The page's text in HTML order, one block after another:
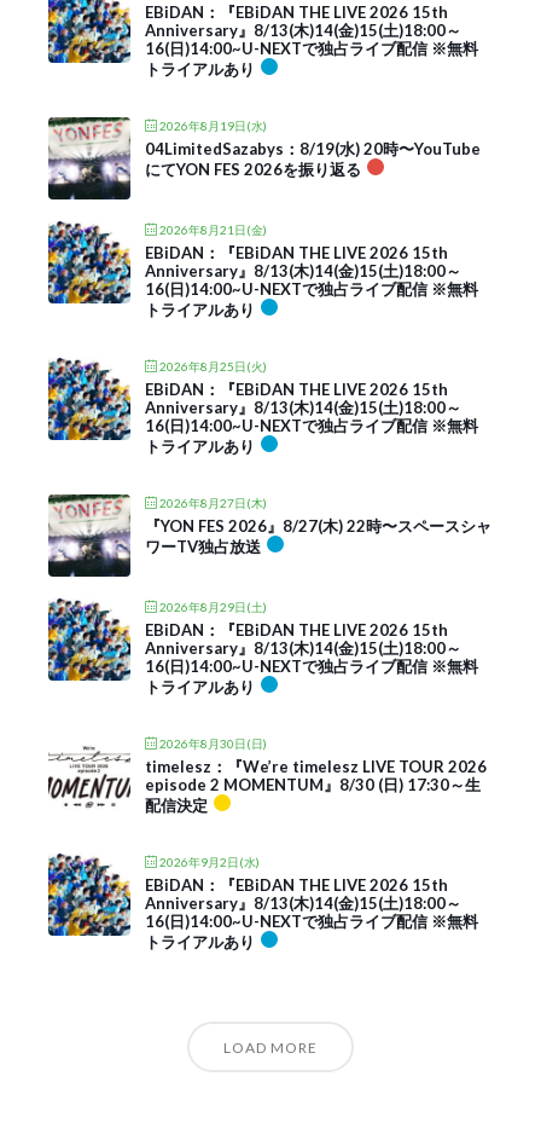
EBiDAN：『EBiDAN THE LIVE 2026 15th
Anniversary』8/13(木)14(金)15(土)18:00～
16(日)14:00~U-NEXTで独占ライブ配信 ※無料
トライアルあり
2026年8月19日(水)
04LimitedSazabys：8/19(水) 20時〜YouTube
にてYON FES 2026を振り返る
2026年8月21日(金)
EBiDAN：『EBiDAN THE LIVE 2026 15th
Anniversary』8/13(木)14(金)15(土)18:00～
16(日)14:00~U-NEXTで独占ライブ配信 ※無料
トライアルあり
2026年8月25日(火)
EBiDAN：『EBiDAN THE LIVE 2026 15th
Anniversary』8/13(木)14(金)15(土)18:00～
16(日)14:00~U-NEXTで独占ライブ配信 ※無料
トライアルあり
2026年8月27日(木)
『YON FES 2026』8/27(木) 22時〜スペースシャ
ワーTV独占放送
2026年8月29日(土)
EBiDAN：『EBiDAN THE LIVE 2026 15th
Anniversary』8/13(木)14(金)15(土)18:00～
16(日)14:00~U-NEXTで独占ライブ配信 ※無料
トライアルあり
2026年8月30日(日)
timelesz：『We’re timelesz LIVE TOUR 2026
episode 2 MOMENTUM』8/30 (日) 17:30～生
配信決定
2026年9月2日(水)
EBiDAN：『EBiDAN THE LIVE 2026 15th
Anniversary』8/13(木)14(金)15(土)18:00～
16(日)14:00~U-NEXTで独占ライブ配信 ※無料
トライアルあり
LOAD MORE